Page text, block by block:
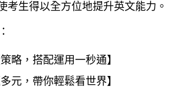
考生得以全方位地提升英文能力。
策略，搭配運用一秒通】
多元，帶你輕鬆看世界】